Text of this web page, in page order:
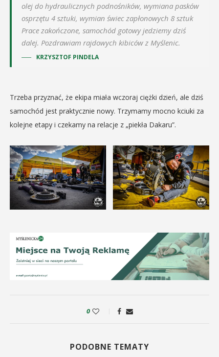
olej do hydraulicznych podnośników, wymiana pasków
osprzętu 4 sztuki, wymian świec zapłonowych 8 sztuk
Prace zakończone, samochód gotowy jedziemy dziś
dalej. Pozdrawiam rajdowych kibiców z Myślenic.
KRZYSZTOF PINDELA
Trzeba przyznać, że ekipa miała wczoraj ciężki dzień, ale dziś
samochód jest praktycznie nowy. Trzymamy mocno kciuki za
kolejne etapy i czekamy na relacje z „piekła Dakaru”.
0
PODOBNE TEMATY